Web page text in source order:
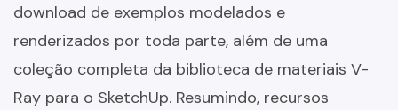
download de exemplos modelados e
renderizados por toda parte, além de uma
coleção completa da biblioteca de materiais V-
Ray para o SketchUp. Resumindo, recursos